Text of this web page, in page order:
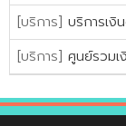
[บริการ] บริการเงิ
[บริการ] ศูนย์รวม